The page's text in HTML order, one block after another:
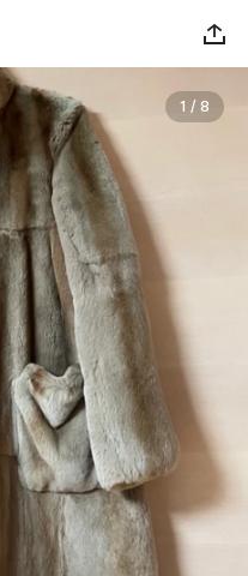
1 / 8